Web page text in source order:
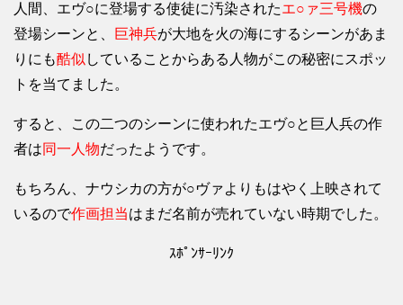
人間、エヴ○に登場する使徒に汚染されたエ○ァ三号機の
登場シーンと、
巨神兵が大地を火の海にするシーンがあま
りにも酷似 していることからある人物がこの秘密にスポッ
トを当てました。
すると、この二つのシーンに使われたエヴ○と巨人兵の作
者は同一人物だったようです。
もちろん、ナウシカの方が○ヴァよりもはやく上映されて
いるので作画担当はまだ名前が売れていない時期でした。
ｽﾎﾟﾝｻｰﾘﾝｸ